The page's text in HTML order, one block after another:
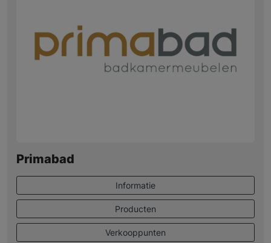
Primabad
Informatie
Producten
Verkooppunten